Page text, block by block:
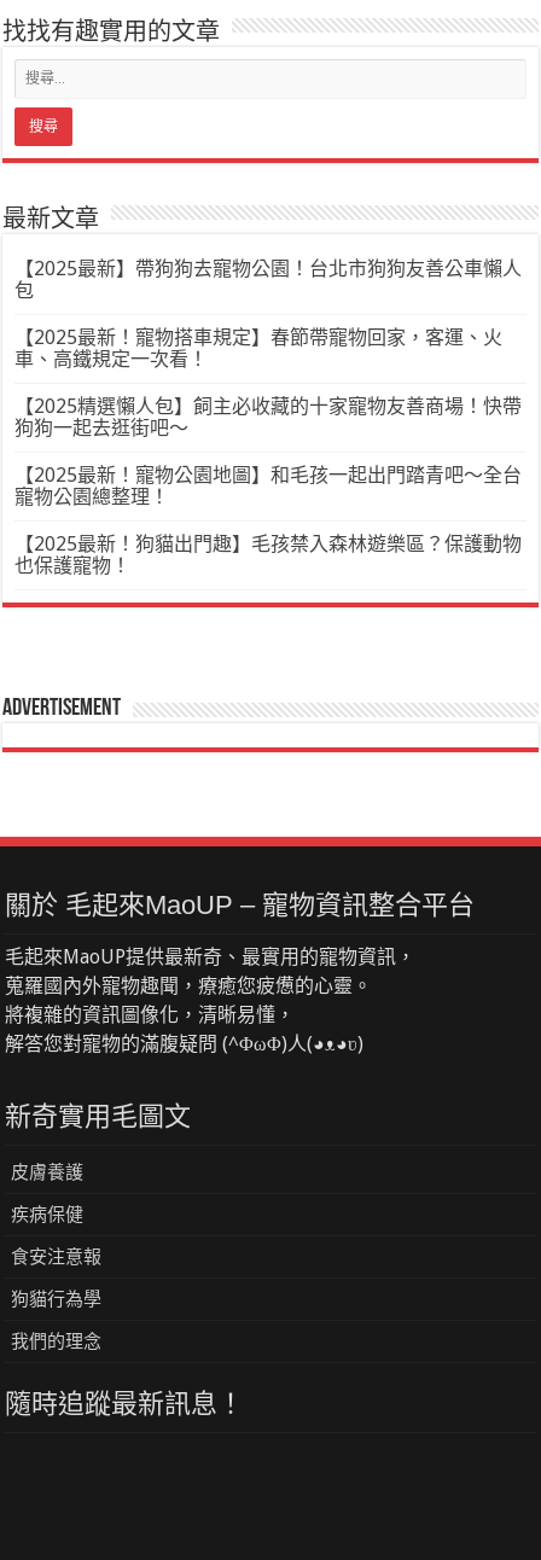
找找有趣實用的文章
最新文章
【2025最新】帶狗狗去寵物公園！台北市狗狗友善公車懶人
包
【2025最新！寵物搭車規定】春節帶寵物回家，客運、火
車、高鐵規定一次看！
【2025精選懶人包】飼主必收藏的十家寵物友善商場！快帶
狗狗一起去逛街吧～
【2025最新！寵物公園地圖】和毛孩一起出門踏青吧～全台
寵物公園總整理！
【2025最新！狗貓出門趣】毛孩禁入森林遊樂區？保護動物
也保護寵物！
Advertisement
關於 毛起來MaoUP – 寵物資訊整合平台
毛起來MaoUP提供最新奇、最實用的寵物資訊，
蒐羅國內外寵物趣聞，療癒您疲憊的心靈。
將複雜的資訊圖像化，清晰易懂，
解答您對寵物的滿腹疑問 (^ΦωΦ)人(◕ᴥ◕ʋ)
新奇實用毛圖文
皮膚養護
疾病保健
食安注意報
狗貓行為學
我們的理念
隨時追蹤最新訊息！